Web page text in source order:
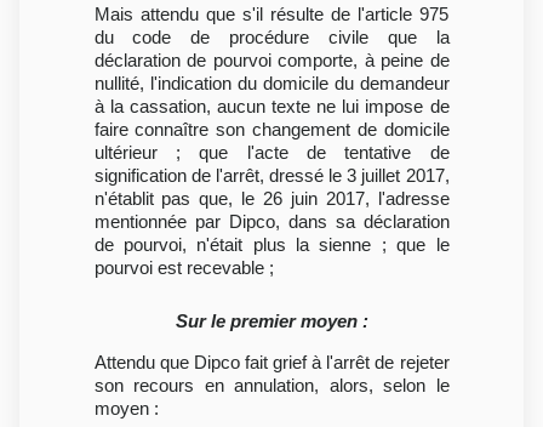
Mais attendu que s'il résulte de l'article 975
du code de procédure civile que la
déclaration de pourvoi comporte, à peine de
nullité, l'indication du domicile du demandeur
à la cassation, aucun texte ne lui impose de
faire connaître son changement de domicile
ultérieur ; que l'acte de tentative de
signification de l'arrêt, dressé le 3 juillet 2017,
n'établit pas que, le 26 juin 2017, l'adresse
mentionnée par Dipco, dans sa déclaration
de pourvoi, n'était plus la sienne ; que le
pourvoi est recevable ;
Sur le premier moyen :
Attendu que Dipco fait grief à l'arrêt de rejeter
son recours en annulation, alors, selon le
moyen :